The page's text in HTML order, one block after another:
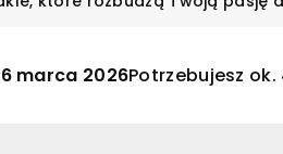
6 marca 2026Potrzebujesz